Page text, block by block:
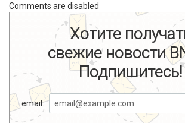
Comments are disabled
Хотите
свежие новости
Подпишитесь!
email: